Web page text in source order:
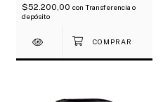
$52.200,00 con Transferencia o
depósito